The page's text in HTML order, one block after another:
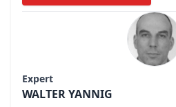
Expert
WALTER YANNIG